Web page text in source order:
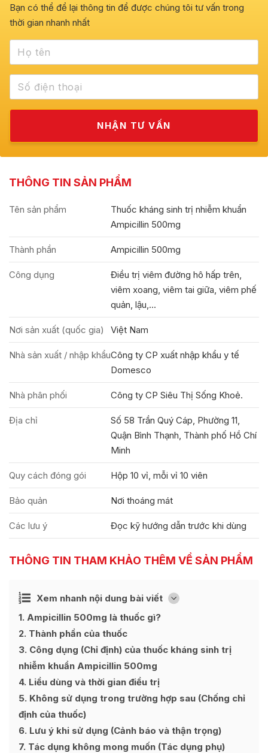
Bạn có thể để lại thông tin để được chúng tôi tư vấn trong
thời gian nhanh nhất
THÔNG TIN SẢN PHẨM
Tên sản phẩm
Thuốc kháng sinh trị nhiễm khuẩn
Ampicillin 500mg
Thành phần Ampicillin 500mg
Công dụng
Điều trị viêm đường hô hấp trên,
viêm xoang, viêm tai giữa, viêm phế
quản, lậu,...
Nơi sản xuất (quốc gia) Việt Nam
Nhà sản xuất / nhập khẩuCông ty CP xuất nhập khẩu y tế
Domesco
Nhà phân phối Công ty CP Siêu Thị Sống Khoẻ.
Địa chỉ
Số 58 Trần Quý Cáp, Phường 11,
Quận Bình Thạnh, Thành phố Hồ Chí
Minh
Quy cách đóng gói Hộp 10 vỉ, mỗi vỉ 10 viên
Bảo quản Nơi thoáng mát
Các lưu ý Đọc kỹ hướng dẫn trước khi dùng
THÔNG TIN THAM KHẢO THÊM VỀ SẢN PHẨM
Xem nhanh nội dung bài viết [
Ẩn
1 Ampicillin 500mg là thuốc gì?
2 Thành phần của thuốc
3 Công dụng (Chỉ định) của thuốc kháng sinh trị
nhiễm khuẩn Ampicillin 500mg
4 Liều dùng và thời gian điều trị
5 Không sử dụng trong trường hợp sau (Chống chỉ
định của thuốc)
6 Lưu ý khi sử dụng (Cảnh báo và thận trọng)
7 Tác dụng không mong muốn (Tác dụng phụ)